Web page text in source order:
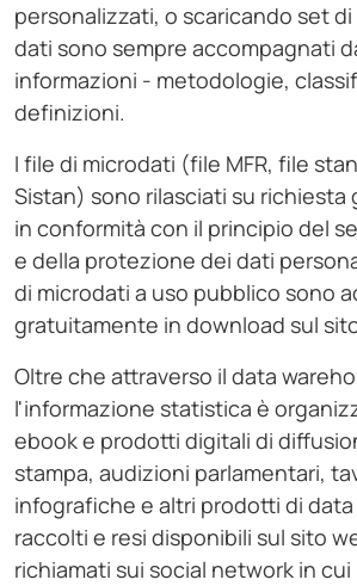
personalizzati, o scaricando set
dati sono sempre accompagnati
informazioni - metodologie,
definizioni.
I file di microdati (file MFR, file
Sistan) sono rilasciati su
in conformità con il principio del
e della protezione dei dati
di microdati a uso pubblico sono
gratuitamente in download sul
Oltre che attraverso il data
l'informazione statistica è
ebook e prodotti digitali di
stampa, audizioni parlamentari,
infografiche e altri prodotti di
raccolti e resi disponibili sul sito
richiamati sui social network in